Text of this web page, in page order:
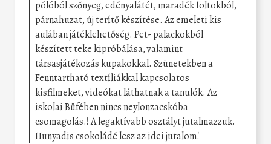
pólóból szőnyeg, edényalátét, maradék foltokból,
párnahuzat, új terítő készítése. Az emeleti kis
aulában játéklehetőség. Pet- palackokból
készített teke kipróbálása, valamint
társasjátékozás kupakokkal. Szünetekben a
Fenntartható textíliákkal kapcsolatos
kisfilmeket, videókat láthatnak a tanulók. Az
iskolai Büfében nincs neylonzacskóba
csomagolás.! A legaktívabb osztályt jutalmazzuk.
Hunyadis csokoládé lesz az idei jutalom!